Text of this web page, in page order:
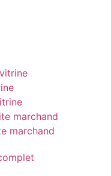
marchand
marchand